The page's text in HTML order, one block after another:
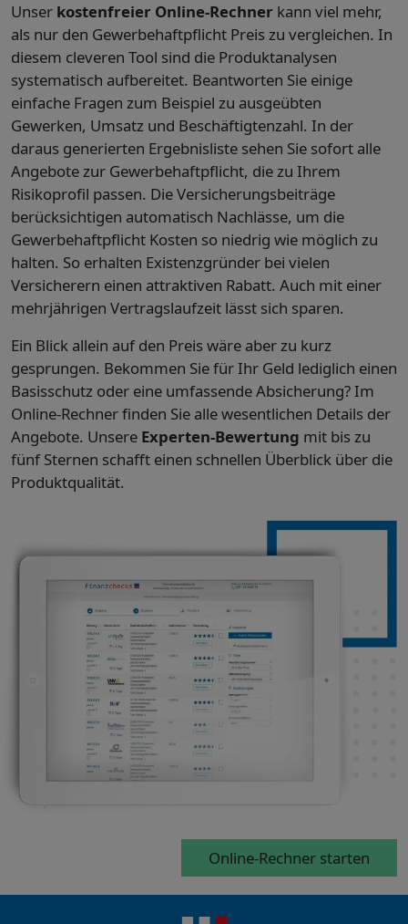
Unser kostenfreier Online-Rechner kann viel mehr,
als nur den Gewerbehaftpflicht Preis zu vergleichen. In
diesem cleveren Tool sind die Produktanalysen
systematisch aufbereitet. Beantworten Sie einige
einfache Fragen zum Beispiel zu ausgeübten
Gewerken, Umsatz und Beschäftigtenzahl. In der
daraus generierten Ergebnisliste sehen Sie sofort alle
Angebote zur Gewerbehaftpflicht, die zu Ihrem
Risikoprofil passen. Die Versicherungsbeiträge
berücksichtigen automatisch Nachlässe, um die
Gewerbehaftpflicht Kosten so niedrig wie möglich zu
halten. So erhalten Existenzgründer bei vielen
Versicherern einen attraktiven Rabatt. Auch mit einer
mehrjährigen Vertragslaufzeit lässt sich sparen.
Ein Blick allein auf den Preis wäre aber zu kurz
gesprungen. Bekommen Sie für Ihr Geld lediglich einen
Basisschutz oder eine umfassende Absicherung? Im
Online-Rechner finden Sie alle wesentlichen Details der
Angebote. Unsere Experten-Bewertung mit bis zu
fünf Sternen schafft einen schnellen Überblick über die
Produktqualität.
Online-Rechner starten